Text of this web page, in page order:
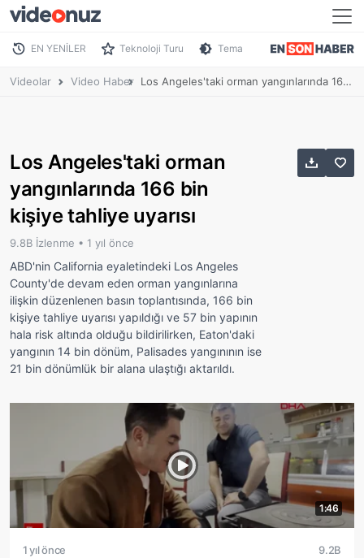
EN YENİLER Teknoloji Turu Tema
Videolar Video Haber Los Angeles'taki orman yangınlarında 166 bin kişiye tahliye uyarısı
Los Angeles'taki orman
yangınlarında 166 bin
kişiye tahliye uyarısı
9.8B İzlenme • 1 yıl önce
ABD'nin California eyaletindeki Los Angeles
County'de devam eden orman yangınlarına
ilişkin düzenlenen basın toplantısında, 166 bin
kişiye tahliye uyarısı yapıldığı ve 57 bin yapının
hala risk altında olduğu bildirilirken, Eaton'daki
yangının 14 bin dönüm, Palisades yangınının ise
21 bin dönümlük bir alana ulaştığı aktarıldı.
1:46
1 yıl önce 9.2B